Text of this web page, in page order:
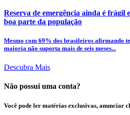
Reserva de emergência ainda é frágil
boa parte da população
Mesmo com 69% dos brasileiros afirmando
maioria não suporta mais de seis meses...
Descubra Mais
Não possui uma conta?
Você pode ler matérias exclusivas, anunciar